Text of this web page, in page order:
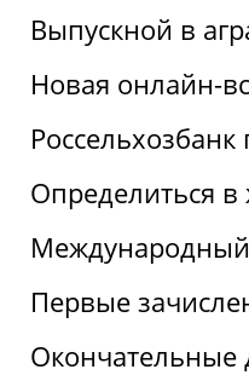
Выпускной в
Новая онлайн-
Определиться в
Первые
Окончательные